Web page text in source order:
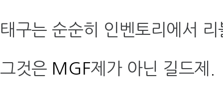
태구는 순순히 인벤토리에서
그것은 MGF제가 아닌 길드제